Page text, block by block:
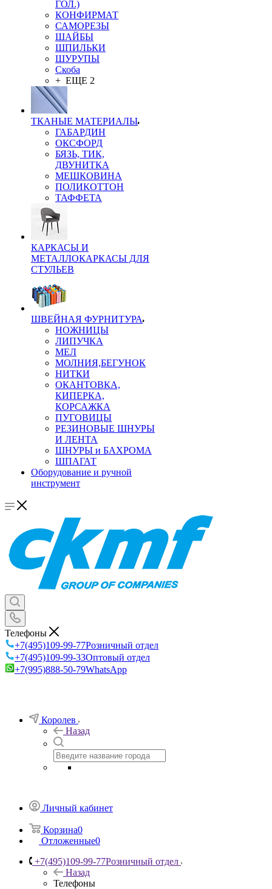
ГОЛ.)
КОНФИРМАТ
САМОРЕЗЫ
ШАЙБЫ
ШПИЛЬКИ
ШУРУПЫ
Скоба
+ ЕЩЕ 2
ТКАНЫЕ МАТЕРИАЛЫ
ГАБАРДИН
ОКСФОРД
БЯЗЬ, ТИК,
ДВУНИТКА
МЕШКОВИНА
ПОЛИКОТТОН
ТАФФЕТА
КАРКАСЫ И
МЕТАЛЛОКАРКАСЫ ДЛЯ
СТУЛЬЕВ
ШВЕЙНАЯ ФУРНИТУРА
НОЖНИЦЫ
ЛИПУЧКА
МЕЛ
МОЛНИЯ,БЕГУНОК
НИТКИ
ОКАНТОВКА,
КИПЕРКА,
КОРСАЖКА
ПУГОВИЦЫ
РЕЗИНОВЫЕ ШНУРЫ
И ЛЕНТА
ШНУРЫ и БАХРОМА
ШПАГАТ
Оборудование и ручной
инструмент
Телефоны
+7(495)109-99-77Розничный отдел
+7(495)109-99-33Оптовый отдел
+7(995)888-50-79WhatsApp
Королев
Назад
Личный кабинет
Корзина0
Отложенные0
+7(495)109-99-77Розничный отдел
Назад
Телефоны